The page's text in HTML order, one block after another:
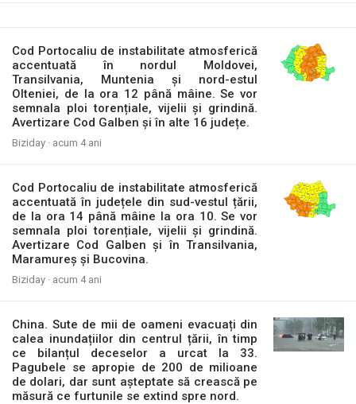
Cod Portocaliu de instabilitate atmosferică
accentuată în nordul Moldovei,
Transilvania, Muntenia și nord-estul
Olteniei, de la ora 12 până mâine. Se vor
semnala ploi torențiale, vijelii și grindină.
Avertizare Cod Galben și în alte 16 județe.
Biziday · acum 4 ani
Cod Portocaliu de instabilitate atmosferică
accentuată în județele din sud-vestul țării,
de la ora 14 până mâine la ora 10. Se vor
semnala ploi torențiale, vijelii și grindină.
Avertizare Cod Galben și în Transilvania,
Maramureș și Bucovina.
Biziday · acum 4 ani
China. Sute de mii de oameni evacuați din
calea inundațiilor din centrul țării, în timp
ce bilanțul deceselor a urcat la 33.
Pagubele se apropie de 200 de milioane
de dolari, dar sunt așteptate să crească pe
măsură ce furtunile se extind spre nord.